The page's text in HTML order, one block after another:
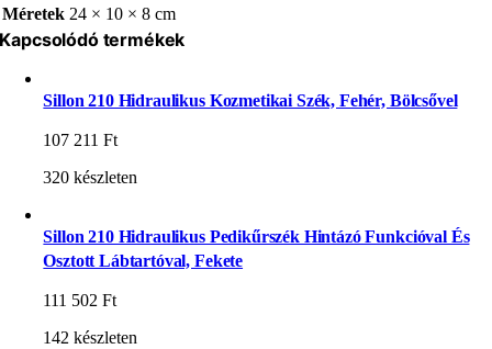
Méretek 24 × 10 × 8 cm
Kapcsolódó termékek
Sillon 210 Hidraulikus Kozmetikai Szék, Fehér, Bölcsővel
107 211Ft
320 készleten
Sillon 210 Hidraulikus Pedikűrszék Hintázó Funkcióval És
Osztott Lábtartóval, Fekete
111 502Ft
142 készleten